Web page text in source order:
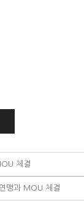
체결
맹과 MOU 체결